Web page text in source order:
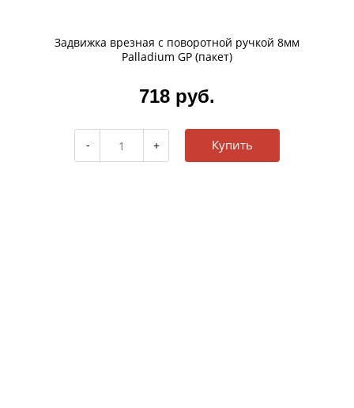
Задвижка врезная с поворотной ручкой 8мм
Palladium GP (пакет)
718 руб.
Купить